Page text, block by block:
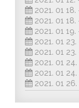
2021. 01
2021. 01
2021. 01
2021. 01
2021. 01
2021. 01
2021. 01
2021. 01